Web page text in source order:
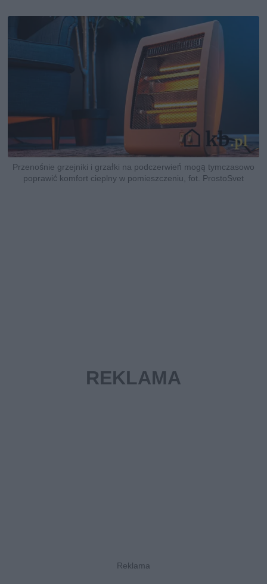
Przenośnie grzejniki i grzałki na podczerwień mogą tymczasowo
poprawić komfort cieplny w pomieszczeniu, fot. ProstoSvet